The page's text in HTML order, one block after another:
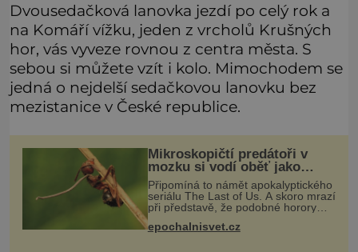
Dvousedačková lanovka jezdí po celý rok a
na Komáří vížku, jeden z vrcholů Krušných
hor, vás vyveze rovnou z centra města. S
sebou si můžete vzít i kolo. Mimochodem se
jedná o nejdelší sedačkovou lanovku bez
mezistanice v České republice.
Mikroskopičtí predátoři v
mozku si vodí oběť jako
loutku
Připomíná to námět apokalyptického
seriálu The Last of Us. A skoro mrazí
při představě, že podobné horory
probíhají v přírodě běžně – s tím
rozdílem, že nejde pouze o infekce
epochalnisvet.cz